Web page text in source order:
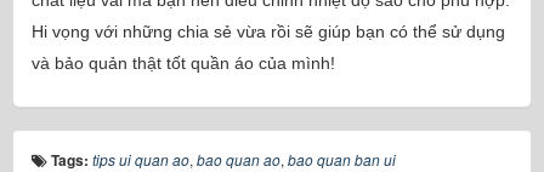
Hi vọng với những chia sẻ vừa rồi sẽ giúp bạn có thể sử dụng
và bảo quản thật tốt quần áo của mình!
Tags: tips ui quan ao, bao quan ao, bao quan ban ui